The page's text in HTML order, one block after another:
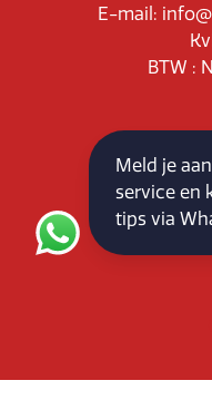
E-mail:
BTW :
Meld je
service en
tips via